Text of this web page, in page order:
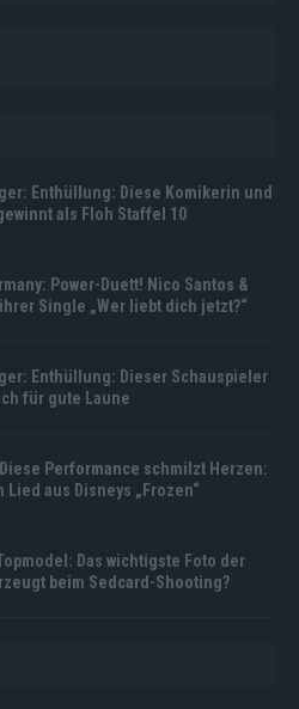
Enthüllung: Diese Komikerin und
als Floh Staffel 10
Power-Duett! Nico Santos &
Single „Wer liebt dich jetzt?“
Enthüllung: Dieser Schauspieler
für gute Laune
Performance schmilzt Herzen:
aus Disneys „Frozen“
Das wichtigste Foto der
beim Sedcard-Shooting?